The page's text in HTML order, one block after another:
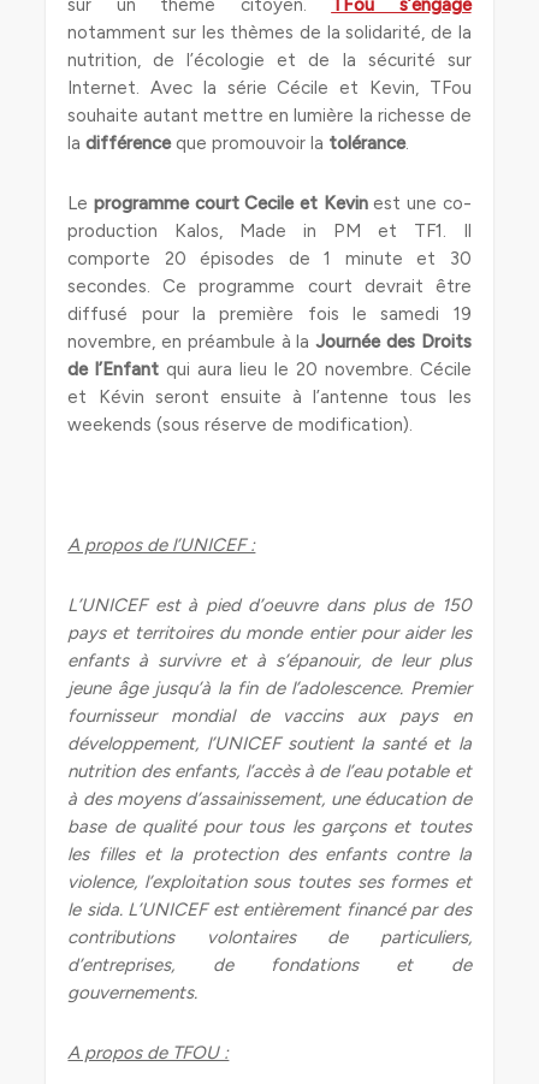
sur un thème citoyen. TFou s’engage
notamment sur les thèmes de la solidarité, de la
nutrition, de l’écologie et de la sécurité sur
Internet. Avec la série Cécile et Kevin, TFou
souhaite autant mettre en lumière la richesse de
ladifférenceque promouvoir la tolérance.
Leprogramme court Cecile et Kevinest une co-
production Kalos, Made in PM et TF1. Il
comporte 20 épisodes de 1 minute et 30
secondes. Ce programme court devrait être
diffusé pour la première fois le samedi 19
novembre, en préambule à laJournée des Droits
de l’Enfant qui aura lieu le 20 novembre. Cécile
et Kévin seront ensuite à l’antenne tous les
weekends (sous réserve de modification).
A propos de l’UNICEF :
L’UNICEF est à pied d’oeuvre dans plus de 150
pays et territoires du monde entier pour aider les
enfants à survivre et à s’épanouir, de leur plus
jeune âge jusqu’à la fin de l’adolescence. Premier
fournisseur mondial de vaccins aux pays en
développement, l’UNICEF soutient la santé et la
nutrition des enfants, l’accès à de l’eau potable et
à des moyens d’assainissement, une éducation de
base de qualité pour tous les garçons et toutes
les filles et la protection des enfants contre la
violence, l’exploitation sous toutes ses formes et
le sida. L’UNICEF est entièrement financé par des
contributions volontaires de particuliers,
d’entreprises, de fondations et de
gouvernements.
A propos de TFOU :